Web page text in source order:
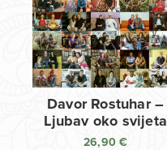
Davor Rostuhar –
Ljubav oko svijeta
26,90€